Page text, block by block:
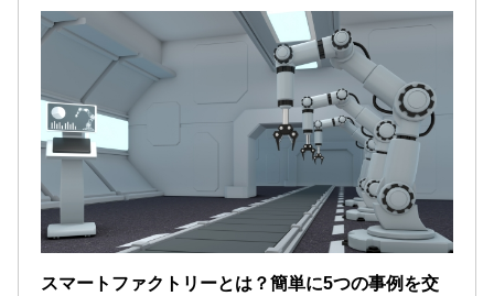
スマートファクトリーとは？簡単に5つの事例を交